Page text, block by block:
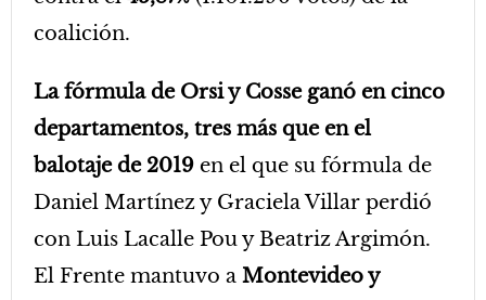
coalición.
La fórmula de Orsi y Cosse ganó en cinco
departamentos, tres más que en el
balotaje de 2019 en el que su fórmula de
Daniel Martínez y Graciela Villar perdió
con Luis Lacalle Pou y Beatriz Argimón.
El Frente mantuvo a Montevideo y